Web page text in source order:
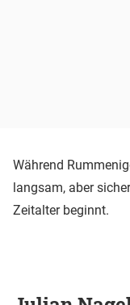
Während
langsam, aber
Zeitalter beginnt.